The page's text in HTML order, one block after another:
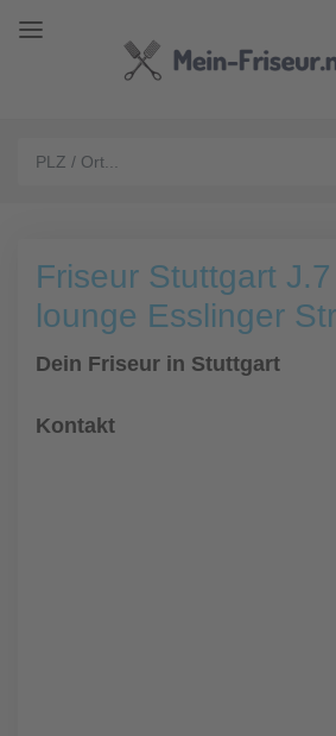
Friseur Stuttgart
lounge Esslinger
Dein Friseur in Stuttgart
Kontakt